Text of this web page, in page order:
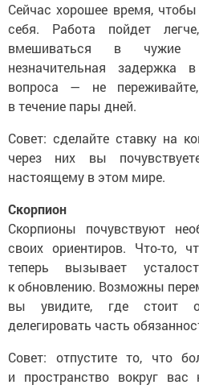
Сейчас хорошее время,
себя. Работа пойдет
вмешиваться в чужие
незначительная задержка
вопроса — не
в течение пары дней.
Совет: сделайте ставку на
через них вы
настоящему в этом мире.
Скорпион
Скорпионы почувствуют
своих ориентиров. Что-то,
теперь вызывает
к обновлению. Возможны
вы увидите, где стоит
делегировать часть
Совет: отпустите то, что
и пространство вокруг вас